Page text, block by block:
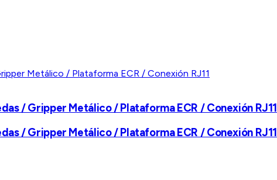
/ Gripper Metálico / Plataforma ECR / Conexión RJ11
/ Gripper Metálico / Plataforma ECR / Conexión RJ11